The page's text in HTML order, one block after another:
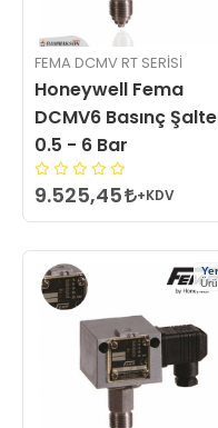
FEMA DCMV RT SERİSİ
Honeywell Fema
DCMV6 Basınç
0.5 - 6 Bar
9.525,45 +KDV